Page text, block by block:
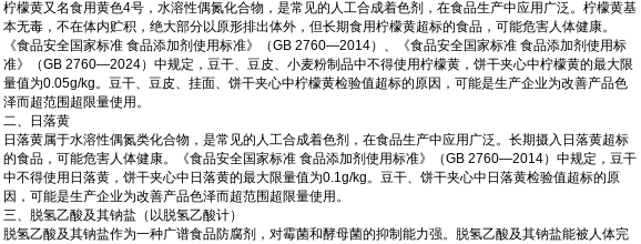
柠檬黄又名食用黄色4号，水溶性偶氮化合物，是常见的人工合成着色剂，在食品生产中应用广泛。柠檬黄基
本无毒，不在体内贮积，绝大部分以原形排出体外，但长期食用柠檬黄超标的食品，可能危害人体健康。
《食品安全国家标准 食品添加剂使用标准》（GB 2760—2014）、《食品安全国家标准 食品添加剂使用标
准》（GB 2760—2024）中规定，豆干、豆皮、小麦粉制品中不得使用柠檬黄，饼干夹心中柠檬黄的最大限
量值为0.05g/kg。豆干、豆皮、挂面、饼干夹心中柠檬黄检验值超标的原因，可能是生产企业为改善产品色
泽而超范围超限量使用。
二、日落黄
日落黄属于水溶性偶氮类化合物，是常见的人工合成着色剂，在食品生产中应用广泛。长期摄入日落黄超标
的食品，可能危害人体健康。《食品安全国家标准 食品添加剂使用标准》（GB 2760—2014）中规定，豆干
中不得使用日落黄，饼干夹心中日落黄的最大限量值为0.1g/kg。豆干、饼干夹心中日落黄检验值超标的原
因，可能是生产企业为改善产品色泽而超范围超限量使用。
三、脱氢乙酸及其钠盐（以脱氢乙酸计）
脱氢乙酸及其钠盐作为一种广谱食品防腐剂，对霉菌和酵母菌的抑制能力强。脱氢乙酸及其钠盐能被人体完